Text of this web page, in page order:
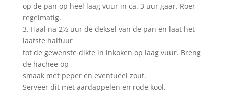
op de pan op heel laag vuur in ca. 3 uur gaar. Roer
regelmatig.
3. Haal na 2½ uur de deksel van de pan en laat het
laatste halfuur
tot de gewenste dikte in inkoken op laag vuur. Breng
de hachee op
smaak met peper en eventueel zout.
Serveer dit met aardappelen en rode kool.